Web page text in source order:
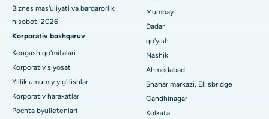
Seshadripuramdagi eng yaxshi kasalxona, Bangalor
Waltair Main Road, Visakhapatnamdagi eng yaxshi shifoxona
Subhash Nagar yo'lidagi eng yaxshi kasalxona, Karimnagar
Managari, Karaikudi shahridagi eng yaxshi shifoxona
Arepally, Warangaldagi eng yaxshi shifoxona
Biznes mas'uliyati va barqarorlik
hisoboti 2026
Korporativ boshqaruv
Kengash qo'mitalari
Korporativ siyosat
Yillik umumiy yig'ilishlar
Korporativ harakatlar
Pochta byulletenlari
Mumbay
Dadar
qo'yish
Nashik
Ahmedabad
Shahar markazi, Ellisbridge
Gandhinagar
Kolkata